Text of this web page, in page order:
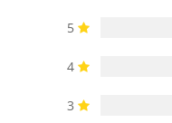
5
4
3